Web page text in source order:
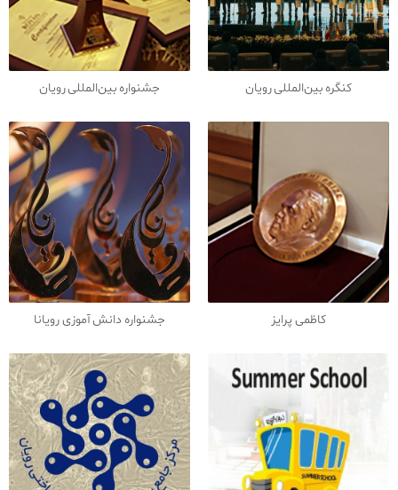
کنگره بین‌المللی رویان جشنواره بین‌المللی رویان
کاظمی‌ پرایز جشنواره دانش آموزی رویانا